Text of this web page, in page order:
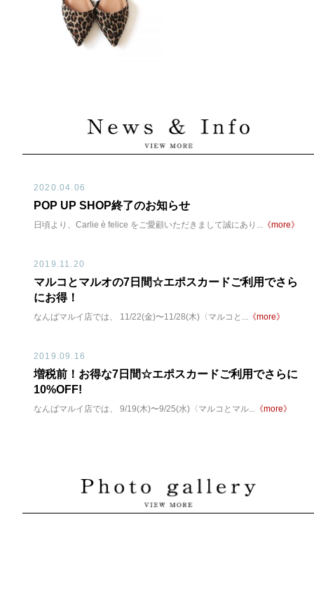
2020.04.06
POP UP SHOP終了のお知らせ
日頃より、Carlie è felice をご愛顧いただきまして誠にあり... 《more》
2019.11.20
マルコとマルオの7日間☆エポスカードご利用でさら
にお得！
なんばマルイ店では、 11/22(金)〜11/28(木)〈マルコと... 《more》
2019.09.16
増税前！お得な7日間☆エポスカードご利用でさらに
10%OFF!
なんばマルイ店では、 9/19(木)〜9/25(水)〈マルコとマル... 《more》